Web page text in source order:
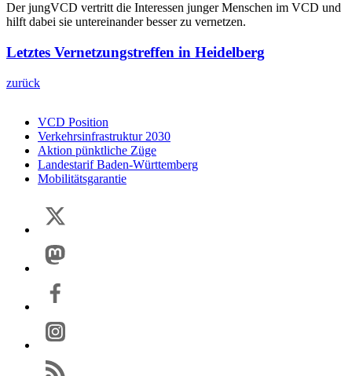
Der jungVCD vertritt die Interessen junger Menschen im VCD und
hilft dabei sie untereinander besser zu vernetzen.
Letztes Vernetzungstreffen in Heidelberg
zurück
VCD Position
Verkehrsinfrastruktur 2030
Aktion pünktliche Züge
Landestarif Baden-Württemberg
Mobilitätsgarantie